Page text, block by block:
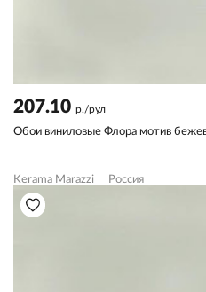
207.10 р./рул
Обои виниловые Флора мотив
Kerama Marazzi Россия